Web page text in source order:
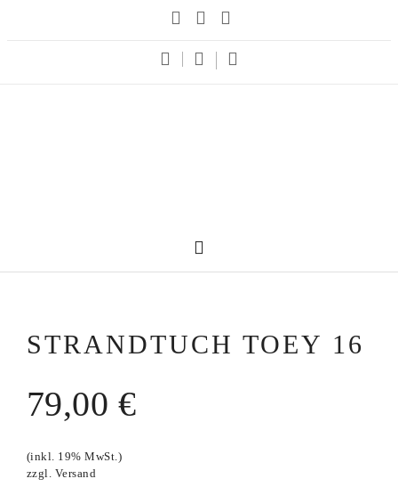
STRANDTUCH TOEY 16
79,00 €
(inkl. 19% MwSt.)
zzgl. Versand